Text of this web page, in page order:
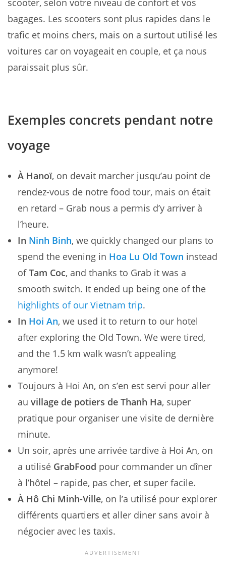
scooter, selon votre niveau de confort et vos
bagages. Les scooters sont plus rapides dans le
trafic et moins chers, mais on a surtout utilisé les
voitures car on voyageait en couple, et ça nous
paraissait plus sûr.
Exemples concrets pendant notre
voyage
À Hanoï, on devait marcher jusqu’au point de
rendez-vous de notre food tour, mais on était
en retard – Grab nous a permis d’y arriver à
l’heure.
In Ninh Binh, we quickly changed our plans to
spend the evening in Hoa Lu Old Town instead
ofTam Coc, and thanks to Grab it was a
smooth switch. It ended up being one of the
highlights of our Vietnam trip.
In Hoi An, we used it to return to our hotel
after exploring the Old Town. We were tired,
and the 1.5 km walk wasn’t appealing
anymore!
Toujours à Hoi An, on s’en est servi pour aller
au village de potiers de Thanh Ha, super
pratique pour organiser une visite de dernière
minute.
Un soir, après une arrivée tardive à Hoi An, on
a utilisé GrabFood pour commander un dîner
à l’hôtel – rapide, pas cher, et super facile.
À Hô Chi Minh-Ville, on l’a utilisé pour explorer
différents quartiers et aller diner sans avoir à
négocier avec les taxis.